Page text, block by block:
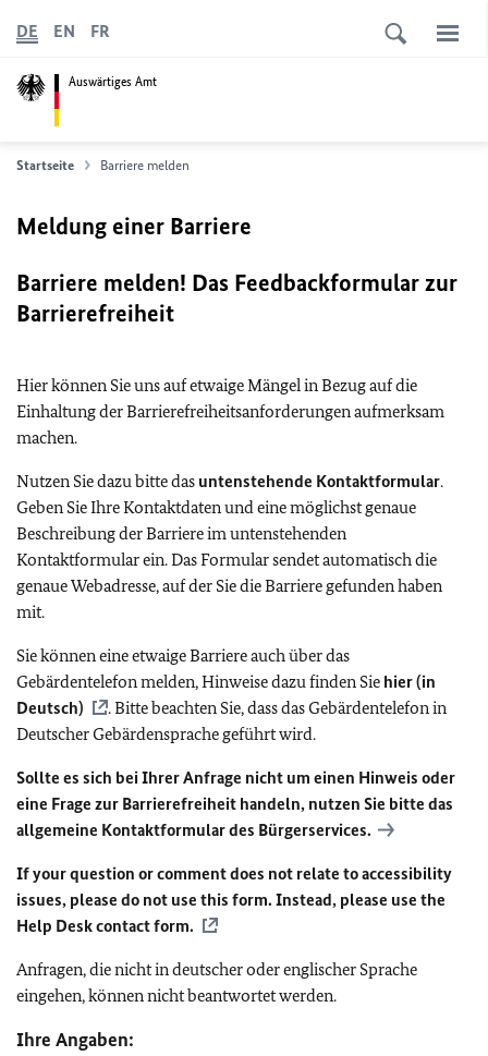
Auswärtiges Amt
DE EN FR
Startseite Barriere melden
Meldung einer Barriere
Barriere melden! Das Feedbackformular zur
Barrierefreiheit
Hier können Sie uns auf etwaige Mängel in Bezug auf die
Einhaltung der Barrierefreiheitsanforderungen aufmerksam
machen.
Nutzen Sie dazu bitte das untenstehende Kontaktformular.
Geben Sie Ihre Kontaktdaten und eine möglichst genaue
Beschreibung der Barriere im untenstehenden
Kontaktformular ein. Das Formular sendet automatisch die
genaue Webadresse, auf der Sie die Barriere gefunden haben
mit.
Sie können eine etwaige Barriere auch über das
Gebärdentelefon melden, Hinweise dazu finden Sie hier (in
Deutsch)
. Bitte beachten Sie, dass das Gebärdentelefon in
Deutscher Gebärdensprache geführt wird.
Sollte es sich bei Ihrer Anfrage nicht um einen Hinweis oder
eine Frage zur Barrierefreiheit handeln, nutzen Sie bitte das
allgemeine Kontaktformular des Bürgerservices.
If your question or comment does not relate to accessibility
issues, please do not use this form. Instead, please use the
Help Desk contact form.
Anfragen, die nicht in deutscher oder englischer Sprache
eingehen, können nicht beantwortet werden.
Ihre Angaben: